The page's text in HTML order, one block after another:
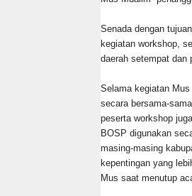
Senada dengan
kegiatan workshop,
daerah setempat dan
Selama kegiatan
secara bersama-
peserta workshop
BOSP digunakan
masing-masing
kepentingan yang
Mus saat menutup